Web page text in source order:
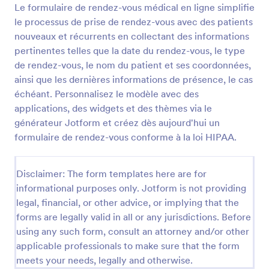
Le formulaire de rendez-vous médical en ligne simplifie
le processus de prise de rendez-vous avec des patients
nouveaux et récurrents en collectant des informations
pertinentes telles que la date du rendez-vous, le type
de rendez-vous, le nom du patient et ses coordonnées,
ainsi que les dernières informations de présence, le cas
échéant. Personnalisez le modèle avec des
applications, des widgets et des thèmes via le
générateur Jotform et créez dès aujourd'hui un
formulaire de rendez-vous conforme à la loi HIPAA.
Disclaimer: The form templates here are for
informational purposes only. Jotform is not providing
legal, financial, or other advice, or implying that the
forms are legally valid in all or any jurisdictions. Before
using any such form, consult an attorney and/or other
applicable professionals to make sure that the form
meets your needs, legally and otherwise.
Prévisualiser